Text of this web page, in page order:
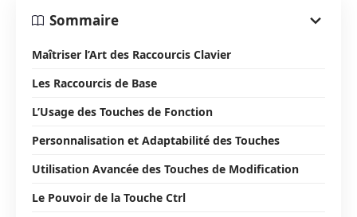
Sommaire
Maîtriser l’Art des Raccourcis Clavier
Les Raccourcis de Base
L’Usage des Touches de Fonction
Personnalisation et Adaptabilité des Touches
Utilisation Avancée des Touches de Modification
Le Pouvoir de la Touche Ctrl